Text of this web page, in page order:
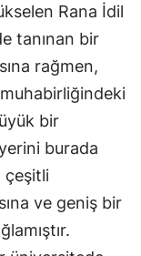
Rana İdil
tanınan bir
rağmen,
bir
burada
çeşitli
ve geniş bir